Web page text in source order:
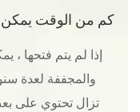
كم من الوقت يمكن
إذا لم يتم فتحها ،
والمجففة لعدة
تزال تحتوي على